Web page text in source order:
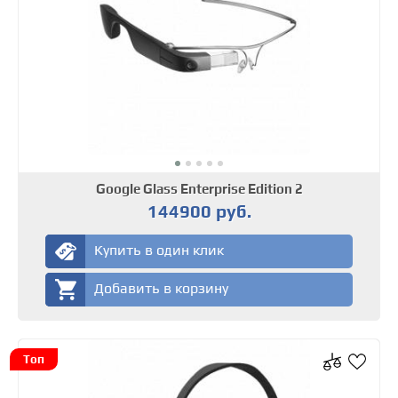
Google Glass Enterprise Edition 2
144900 руб.
Купить в один клик
Добавить в корзину
Топ